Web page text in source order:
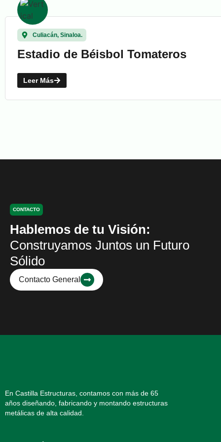
Estadio de Béisbol Tomateros
Culiacán, Sinaloa.
Leer Más
Contacto General
CONTACTO
Hablemos de tu Visión:
Construyamos Juntos un Futuro
Sólido
En Castilla Estructuras, contamos con más de 65
años diseñando, fabricando y montando estructuras
metálicas de alta calidad.